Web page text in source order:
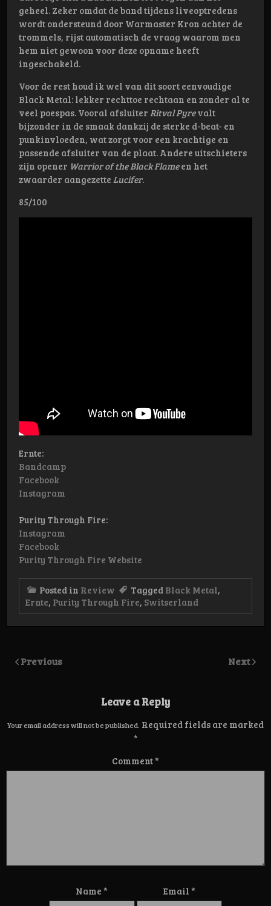
geheel. Zeker omdat de band tijdens liveoptredens
wordt ondersteund door Warmaster Kron achter de
trommels, rijst automatisch de vraag waarom men
hem niet gewoon voor deze opname heeft
ingeschakeld.
Voor de rest houd ik wel van dit soort eenvoudige
Black Metal: lekker rechttoe rechtaan en zonder al te
veel poespas. Vooral afsluiter Ritval Pyrevalt
bijzonder in de smaak dankzij de sterke d-beat- en
punkinvloeden, wat zorgt voor een krachtige en
passende afsluiter van de plaat. Andere uitschieters
zijn opener Warrior of the Black Flameen het
zwaarder aangezette Lucifer.
85/100
Ernte:
Bandcamp
Facebook
Instagram
Purity Through Fire:
Instagram
Facebook
Purity Through Fire Website
Posted in Review Tagged Black Metal,
Ernte, Purity Through Fire, Switserland
Previous Next
Leave a Reply
Your email address will not be published. Required fields are marked
*
Comment*
Name* Email *